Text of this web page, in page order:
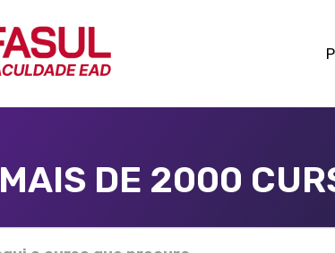
MAIS DE 2000